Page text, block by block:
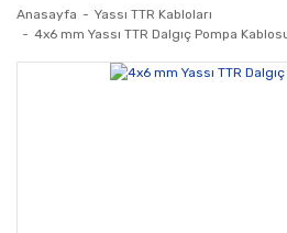
Anasayfa
Yassı TTR Kabloları
4x6 mm Yassı TTR Dalgıç Pompa